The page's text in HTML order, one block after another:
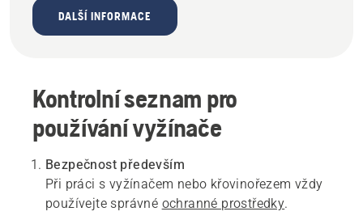
DALŠÍ INFORMACE
Kontrolní seznam pro
používání vyžínače
Bezpečnost především
Při práci s vyžínačem nebo křovinořezem vždy
používejte správné ochranné prostředky.